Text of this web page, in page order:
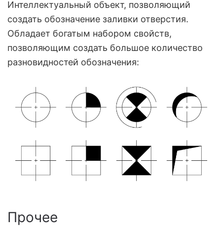
Интеллектуальный объект, позволяющий
создать обозначение заливки отверстия.
Обладает богатым набором свойств,
позволяющим создать большое количество
разновидностей обозначения:
Прочее